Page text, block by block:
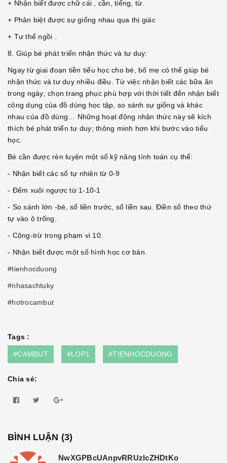
+ Nhận biết được chữ cái , cần, tiếng, từ.
+ Phân biệt được sự giống nhau qua thị giác
+ Tư thế ngồi .
8. Giúp bé phát triển nhận thức và tư duy:
Ngay từ giai đoạn tiền tiểu học cho bé, bố mẹ có thể giúp bé
nhận thức và tư duy nhiều điều. Từ việc nhận biết các bữa ăn
trong ngày; chọn trang phục phù hợp với thời tiết đến nhận biết
công dụng của đồ dùng học tập, so sánh sự giống và khác
nhau của đồ dùng… Những hoạt động nhận thức này sẽ kích
thích bé phát triển tư duy; thông minh hơn khi bước vào tiểu
học.
Bé cần được rèn luyện một số kỹ năng tính toán cụ thể:
- Nhận biết các số tự nhiên từ 0-9
- Đếm xuôi ngược từ 1-10-1
- So sánh lớn -bé, số liền trước, số liền sau. Điền số theo thứ
tự vào ô trống.
- Cộng-trừ trong phạm vi 10.
- Nhận biết được một số hình học cơ bản.
#tienhocduong
#nhasachtuky
#hotrocambut
Tags :
#CAMBUT #LOP1 #TIENHOCDUONG
Chia sẻ:
BÌNH LUẬN (3)
NwXGPBcUAnpvRRUzlcZHDtKo